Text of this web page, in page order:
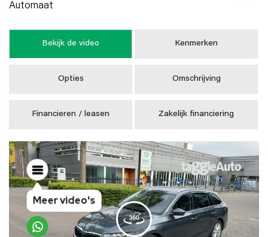
Automaat
Bekijk de video Kenmerken
Opties Omschrijving
Financieren / leasen Zakelijk financiering